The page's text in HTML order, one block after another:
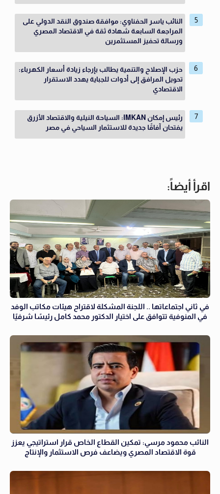
النائب ياسر الحفناوي: موافقة صندوق النقد الدولي على
المراجعة السابعة شهادة ثقة في الاقتصاد المصري
ورسالة تحفيز المستثمرين
حزب الإصلاح والتنمية يطالب بإرجاء زيادة أسعار الكهرباء:
تحويل المرافق إلى أدوات للجباية يهدد الاستقرار
الاقتصادي
رئيس إمكان IMKAN: السياحة النيلية والاقتصاد الأزرق
يفتحان آفاقًا جديدة للاستثمار السياحي في مصر
اقرأ أيضاً:
في ثاني اجتماعاتها .. اللجنة المشكلة لاقتراح هيئات مكاتب الوفد
في المنوفية تتوافق على اختيار الدكتور محمد كامل رئيسًا شرفيًا
النائب محمود مرسي: تمكين القطاع الخاص قرار استراتيجي يعزز
قوة الاقتصاد المصري ويضاعف فرص الاستثمار والإنتاج